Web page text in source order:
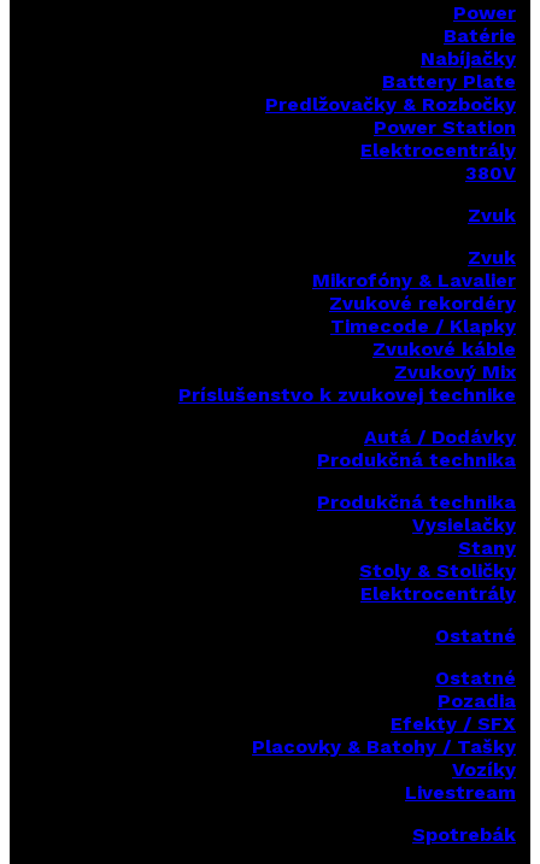
Power
Batérie
Nabíjačky
Battery Plate
Predlžovačky & Rozbočky
Power Station
Elektrocentrály
380V
Zvuk
Zvuk
Mikrofóny & Lavalier
Zvukové rekordéry
Timecode / Klapky
Zvukové káble
Zvukový Mix
Príslušenstvo k zvukovej technike
Autá / Dodávky
Produkčná technika
Produkčná technika
Vysielačky
Stany
Stoly & Stoličky
Elektrocentrály
Ostatné
Ostatné
Pozadia
Efekty / SFX
Placovky & Batohy / Tašky
Vozíky
Livestream
Spotrebák